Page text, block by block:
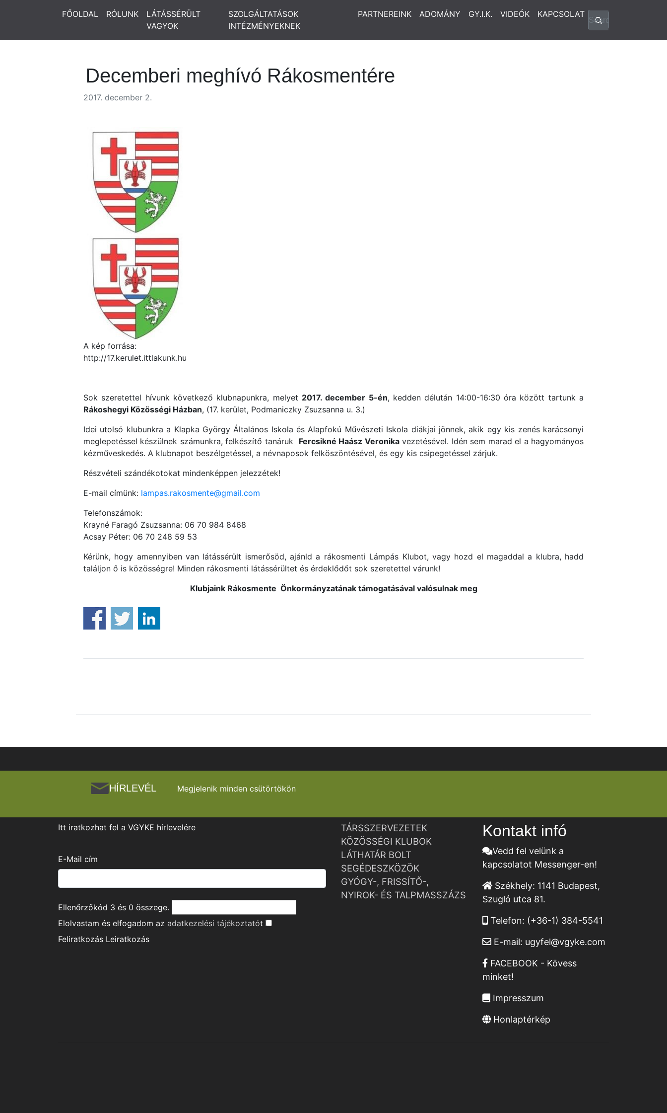
FŐOLDAL RÓLUNK
LÁTÁSSÉRÜLT
VAGYOK
SZOLGÁLTATÁSOK
INTÉZMÉNYEKNEK
PARTNEREINK ADOMÁNY GY.I.K. VIDEÓK KAPCSOLAT
Decemberi meghívó Rákosmentére
2017. december 2.
A kép forrása:
http://17.kerulet.ittlakunk.hu
Sok szeretettel hívunk következő klubnapunkra, melyet 2017. december 5-én, kedden délután 14:00-16:30 óra között tartunk a
Rákoshegyi Közösségi Házban, (17. kerület, Podmaniczky Zsuzsanna u. 3.)
Idei utolsó klubunkra a Klapka György Általános Iskola és Alapfokú Művészeti Iskola diákjai jönnek, akik egy kis zenés karácsonyi
meglepetéssel készülnek számunkra, felkészítő tanáruk Fercsikné Haász Veronikavezetésével. Idén sem marad el a hagyományos
kézműveskedés. A klubnapot beszélgetéssel, a névnaposok felköszöntésével, és egy kis csipegetéssel zárjuk.
Részvételi szándékotokat mindenképpen jelezzétek!
E-mail címünk: lampas.rakosmente@gmail.com
Telefonszámok:
Krayné Faragó Zsuzsanna: 06 70 984 8468
Acsay Péter: 06 70 248 59 53
Kérünk, hogy amennyiben van látássérült ismerősöd, ajánld a rákosmenti Lámpás Klubot, vagy hozd el magaddal a klubra, hadd
találjon ő is közösségre! Minden rákosmenti látássérültet és érdeklődőt sok szeretettel várunk!
Klubjaink Rákosmente Önkormányzatának támogatásával valósulnak meg
HÍRLEVÉL Megjelenik minden csütörtökön
Itt iratkozhat fel a VGYKE hírlevelére
E-Mail cím
Ellenőrzőkód 3 és 0 összege.
Elolvastam és elfogadom az adatkezelési tájékoztatót
Feliratkozás Leiratkozás
TÁRSSZERVEZETEK
KÖZÖSSÉGI KLUBOK
LÁTHATÁR BOLT
SEGÉDESZKÖZÖK
GYÓGY-, FRISSÍTŐ-,
NYIROK- ÉS TALPMASSZÁZS
Kontakt infó
Vedd fel velünk a
kapcsolatot Messenger-en!
Székhely: 1141 Budapest,
Szugló utca 81.
Telefon: (+36-1) 384-5541
E-mail: ugyfel@vgyke.com
FACEBOOK - Kövess
minket!
Impresszum
Honlaptérkép